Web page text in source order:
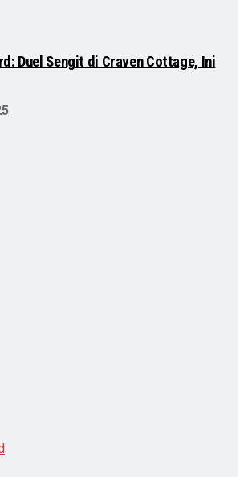
Duel Sengit di Craven Cottage, Ini